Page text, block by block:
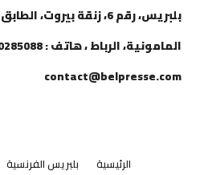
contact@belpresse.com
الرئيسية بلبريس الفرنسية